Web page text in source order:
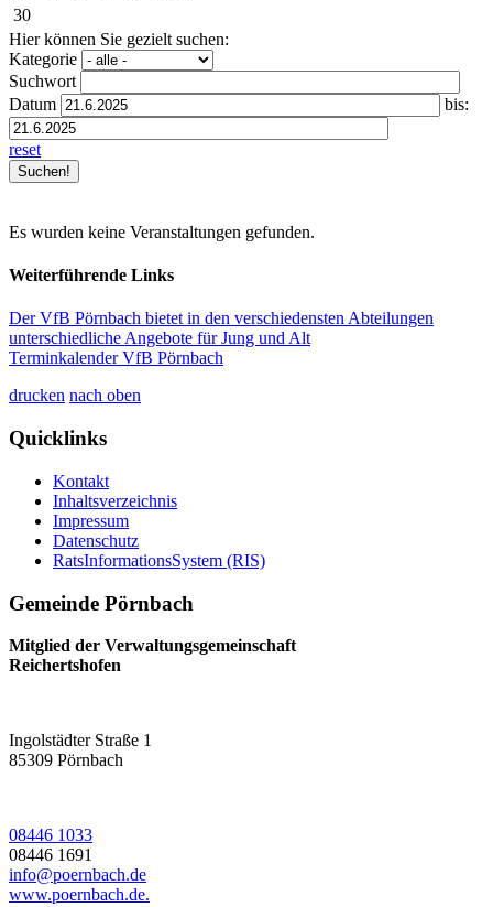
30
Hier können Sie gezielt suchen:
Kategorie
Suchwort
Datum
bis:
reset
Es wurden keine Veranstaltungen gefunden.
Weiterführende Links
Der VfB Pörnbach bietet in den verschiedensten Abteilungen
unterschiedliche Angebote für Jung und Alt
Terminkalender VfB Pörnbach
drucken nach oben
Quicklinks
Kontakt
Inhaltsverzeichnis
Impressum
Datenschutz
RatsInformationsSystem (RIS)
Gemeinde Pörnbach
Mitglied der Verwaltungsgemeinschaft
Reichertshofen
Ingolstädter Straße 1
85309 Pörnbach
08446 1033
08446 1691
info@poernbach.de
www.poernbach.de.